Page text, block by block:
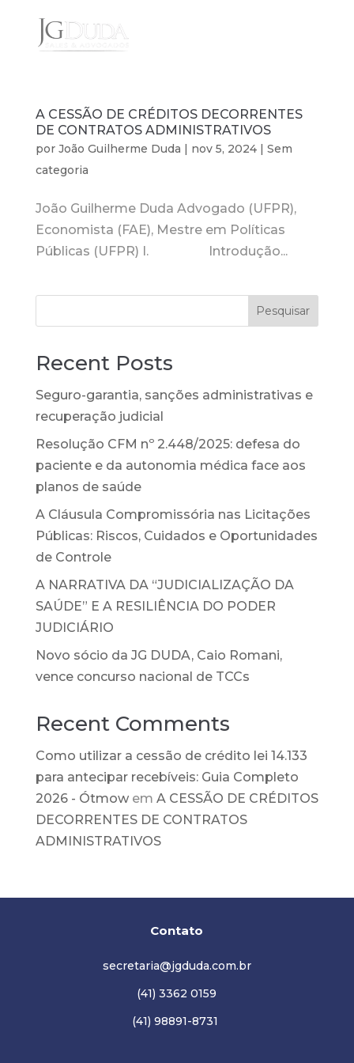
A CESSÃO DE CRÉDITOS DECORRENTES
DE CONTRATOS ADMINISTRATIVOS
por João Guilherme Duda | nov 5, 2024| Sem
categoria
João Guilherme Duda Advogado (UFPR),
Economista (FAE), Mestre em Políticas
Públicas (UFPR) I. Introdução...
Pesquisar
Recent Posts
Seguro-garantia, sanções administrativas e
recuperação judicial
Resolução CFM nº 2.448/2025: defesa do
paciente e da autonomia médica face aos
planos de saúde
A Cláusula Compromissória nas Licitações
Públicas: Riscos, Cuidados e Oportunidades
de Controle
A NARRATIVA DA “JUDICIALIZAÇÃO DA
SAÚDE” E A RESILIÊNCIA DO PODER
JUDICIÁRIO
Novo sócio da JG DUDA, Caio Romani,
vence concurso nacional de TCCs
Recent Comments
Como utilizar a cessão de crédito lei 14.133
para antecipar recebíveis: Guia Completo
2026 - Ótmowem A CESSÃO DE CRÉDITOS
DECORRENTES DE CONTRATOS
ADMINISTRATIVOS
Contato
secretaria@jgduda.com.br
(41) 3362 0159
(41) 98891-8731